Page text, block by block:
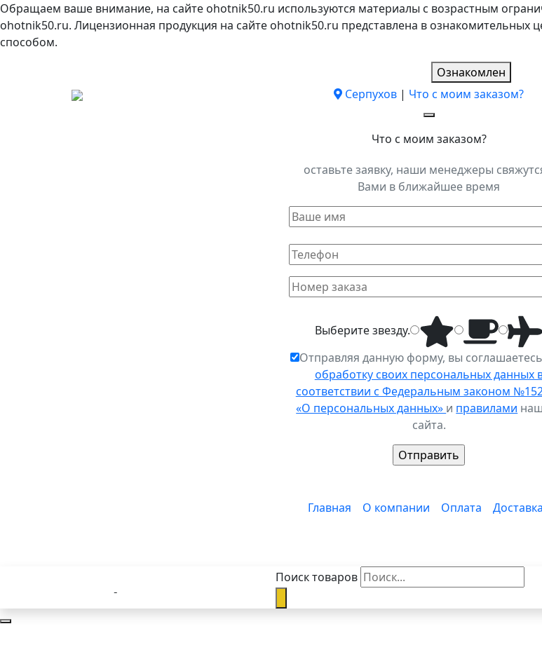
Обращаем ваше внимание, на сайте ohotnik50.ru используются материалы с возрастным
ohotnik50.ru. Лицензионная продукция на сайте ohotnik50.ru представлена в
способом.
Ознакомлен
Серпухов | Что с моим заказом?
Что с моим заказом?
оставьте заявку, наши менеджеры
Вами в ближайшее время
Выберитезвезду.
Отправляя данную форму, вы
обработку своих персональных данных
соответствии с Федеральным законом
«О персональных данных» и правилами
сайта.
Главная О компании Оплата Доставка
Поиск товаров